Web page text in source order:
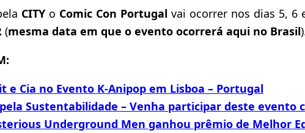
CITY o Comic Con Portugal vai ocorrer nos dias 5, 6
(mesma data em que o evento ocorrerá aqui no Brasil
e Cia no Evento K-Anipop em Lisboa – Portugal
Sustentabilidade – Venha participar deste evento
Underground Men ganhou prêmio de Melhor